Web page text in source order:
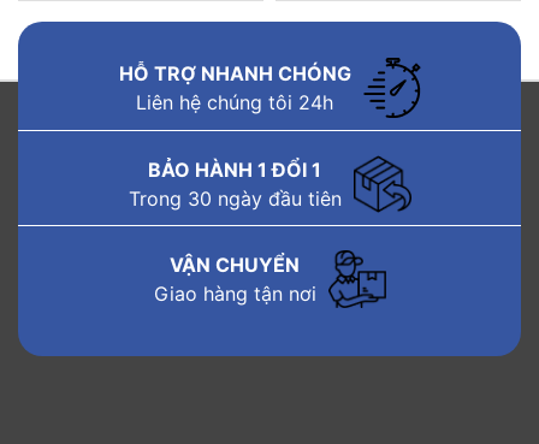
HỖ TRỢ NHANH CHÓNG
Liên hệ chúng tôi 24h
BẢO HÀNH 1 ĐỔI 1
Trong 30 ngày đầu tiên
VẬN CHUYỂN
Giao hàng tận nơi